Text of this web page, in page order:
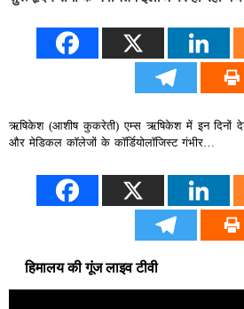
ऋषिकेश (आशीष कुकरेती) एम्स ऋषिकेश में इन दिनों
और मेडिकल काॅलेजों के काॅर्डियोलाॅजिस्ट गंभीर…
हिमालय की गूंज लाइव टीवी